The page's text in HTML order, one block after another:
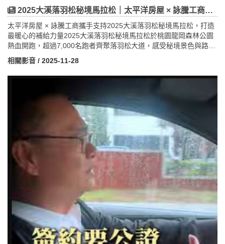
2025大溪落羽松秘境馬拉松｜太平洋房屋 × 詠騰工商攜手贊助 共創桃園最美公益賽事
太平洋房屋 × 詠騰工商攜手支持2025大溪落羽松秘境馬拉松，打造
最暖心的補給力量2025大溪落羽松秘境馬拉松於桃園龍岡森林公園
熱血開跑，超過7,000名跑者齊聚落羽松大道，感受秘境景色與路跑
熱情。今年賽事最亮眼的企業支持者之一，正是太平洋房屋與詠騰
工商團隊。他們不僅贊助100頂帳篷與6000個完賽手提袋，更由團
隊成員親自擔任志工，協助物資發放、賽後整理及補給服務，成為
者努力的最大鼓勵。」這次不只參與，更以實際行動支持桃園在地
運動與健康生活文化，展現企業扎根社區、回饋地方的公益精神。
太平洋房屋與詠騰工商期待，將公益與運動結合，透過參與地方活
動，建立企業與社區的良性連結。
明年，我們一起再跑一次！
相關影音 / 2025-11-28